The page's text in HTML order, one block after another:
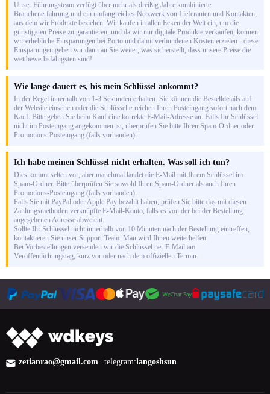
Unser Führungsteam verfügt über mehr als dreißig Jahre kombinierte
Branchenerfahrung und ein umfangreiches Netzwerk von Lieferanten und Kontakten,
aus dem wir Produkte beziehen. Wir kaufen in allen Ecken der Welt ein, um die
günstigsten Preise zu garantieren, und da wir nur digitale Produkte verkaufen, können
wir erhebliche Einsparungen bei Porto und damit verbundenen Kosten erzielen - diese
Einsparungen geben wir dann an Sie weiter, was sicherstellt, dass unsere Preise die
wettbewerbsfähigsten sind!
Wie lange dauert es, bis mein Schlüssel ankommt?
In der Regel innerhalb von 1-3 Sekunden erhalten. Sie können die Bestelldetails auf
der Website einsehen oder die Schlüssel erreichen Ihren Posteingang sofort nach dem
Kauf. Bitte geben Sie beim Kauf eine korrekte E-Mail-Adresse an. Falls Ihr Schlüssel
nicht im Posteingang angekommen ist, überprüfen Sie bitte Ihren Spam-Ordner oder
Promotions-Posteingang (falls vorhanden).
Ich habe meinen Schlüssel nicht erhalten. Was soll ich tun?
Dies kommt selten vor, aber manchmal landet die E-Mail mit Ihrem Schlüssel im
Spam-Ordner. Bitte überprüfen Sie sowohl Ihren Spam-Ordner als auch Ihren
Promotions-Posteingang (falls vorhanden).
Falls Sie mit PayPal oder Apple Pay bezahlt haben, prüfen Sie bitte das mit diesen
Zahlungsmethoden verknüpfte E-Mail-Konto, falls es von der bei der Bestellung
angegebenen Adresse abweicht.
Sollte Ihr Schlüssel nicht innerhalb von 10 Minuten nach der Bestellung eintreffen,
kontaktieren Sie unser Support-Team. Man wird Ihnen weiterhelfen.
Bei Vorbestellungen versenden wir die Schlüssel per E-Mail am
Veröffentlichungstag, kurz vor oder nach dem offiziellen Termin.
zetianrao@gmail.com telegram:langoshsun